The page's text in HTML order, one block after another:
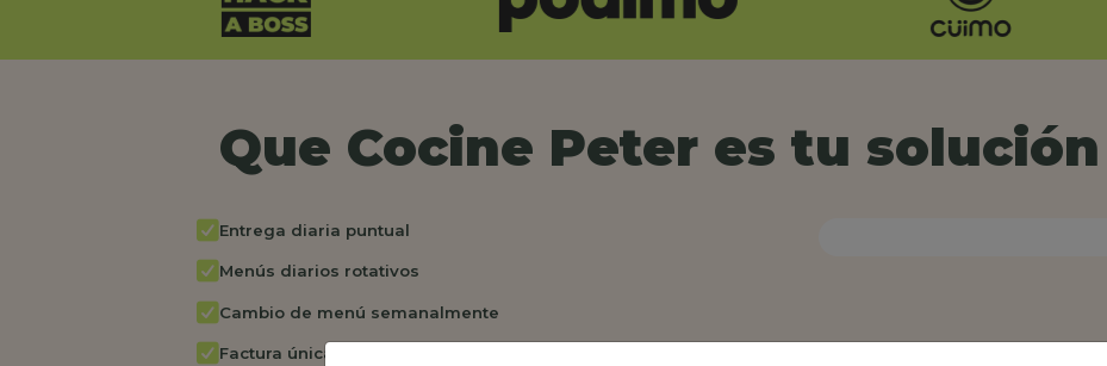
Que Cocine Peter es tu
Entrega diaria puntual
Menús diarios rotativos
Cambio de menú semanalmente
Factura única